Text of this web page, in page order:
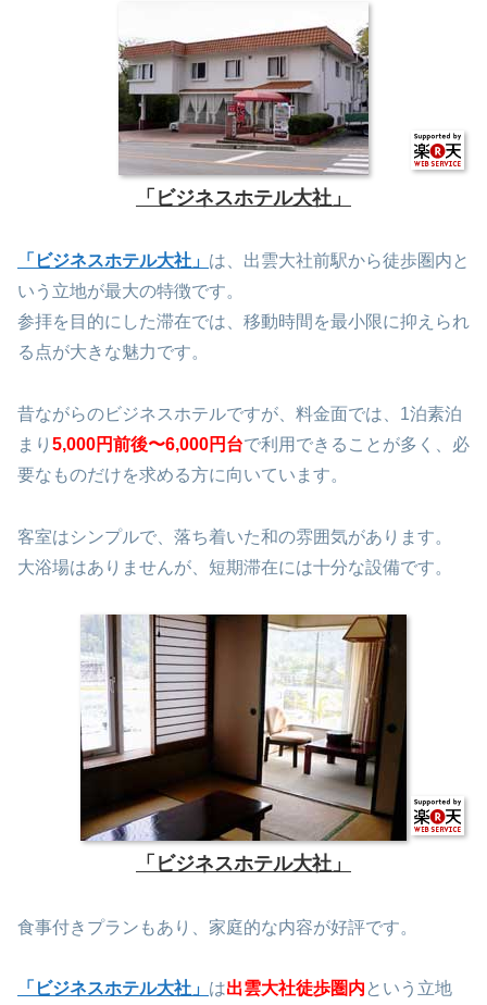
「ビジネスホテル大社」
「ビジネスホテル大社」 は、出雲大社前駅から徒歩圏内と
いう立地が最大の特徴です。
参拝を目的にした滞在では、移動時間を最小限に抑えられ
る点が大きな魅力です。
昔ながらのビジネスホテルですが、料金面では、1泊素泊
まり 5,000円前後〜6,000円台で利用できることが多く、必
要なものだけを求める方に向いています。
客室はシンプルで、落ち着いた和の雰囲気があります。
大浴場はありませんが、短期滞在には十分な設備です。
「ビジネスホテル大社」
食事付きプランもあり、家庭的な内容が好評です。
「ビジネスホテル大社」 は出雲大社徒歩圏内 という立地